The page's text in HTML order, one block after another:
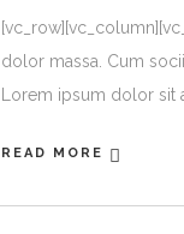
dolor massa. Cum
Lorem ipsum dolor sit
READ MORE